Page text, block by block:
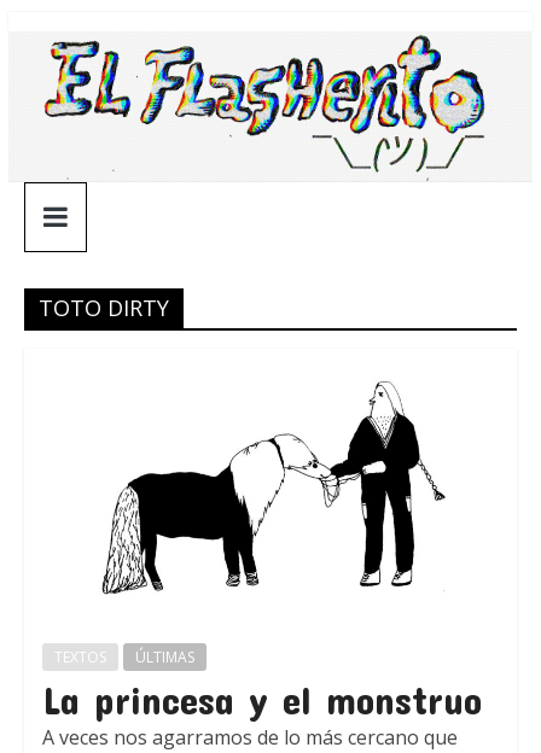
contenido
¯\_(ツ)_/
¯
TOTO DIRTY
TEXTOS ÚLTIMAS
La princesa y el monstruo
A veces nos agarramos de lo más cercano que